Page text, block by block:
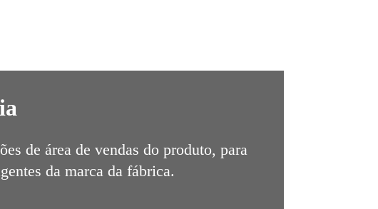
de área de vendas do produto, para
da marca da fábrica.